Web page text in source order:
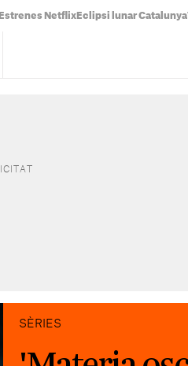
Estrenes Netflix Eclipsi lunar Catalunya
SÈRIES